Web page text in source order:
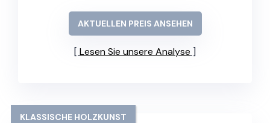
AKTUELLEN PREIS ANSEHEN
Lesen Sie unsere Analyse
KLASSISCHE HOLZKUNST